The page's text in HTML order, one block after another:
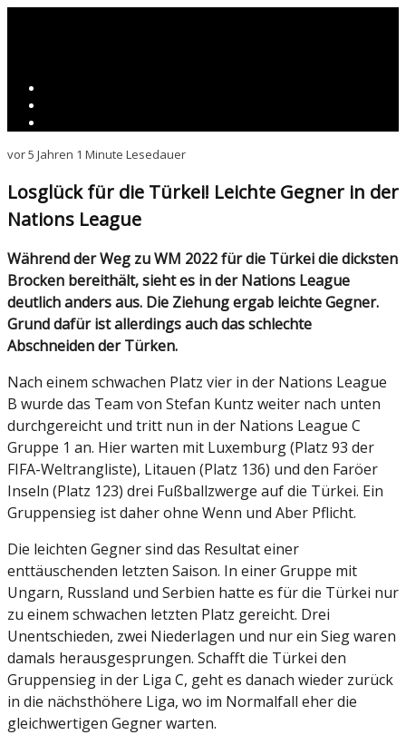
vor 5 Jahren 1 Minute Lesedauer
Losglück für die Türkei! Leichte Gegner in der
Nations League
Während der Weg zu WM 2022 für die Türkei die dicksten
Brocken bereithält, sieht es in der Nations League
deutlich anders aus. Die Ziehung ergab leichte Gegner.
Grund dafür ist allerdings auch das schlechte
Abschneiden der Türken.
Nach einem schwachen Platz vier in der Nations League
B wurde das Team von Stefan Kuntz weiter nach unten
durchgereicht und tritt nun in der Nations League C
Gruppe 1 an. Hier warten mit Luxemburg (Platz 93 der
FIFA-Weltrangliste), Litauen (Platz 136) und den Faröer
Inseln (Platz 123) drei Fußballzwerge auf die Türkei. Ein
Gruppensieg ist daher ohne Wenn und Aber Pflicht.
Die leichten Gegner sind das Resultat einer
enttäuschenden letzten Saison. In einer Gruppe mit
Ungarn, Russland und Serbien hatte es für die Türkei nur
zu einem schwachen letzten Platz gereicht. Drei
Unentschieden, zwei Niederlagen und nur ein Sieg waren
damals herausgesprungen. Schafft die Türkei den
Gruppensieg in der Liga C, geht es danach wieder zurück
in die nächsthöhere Liga, wo im Normalfall eher die
gleichwertigen Gegner warten.